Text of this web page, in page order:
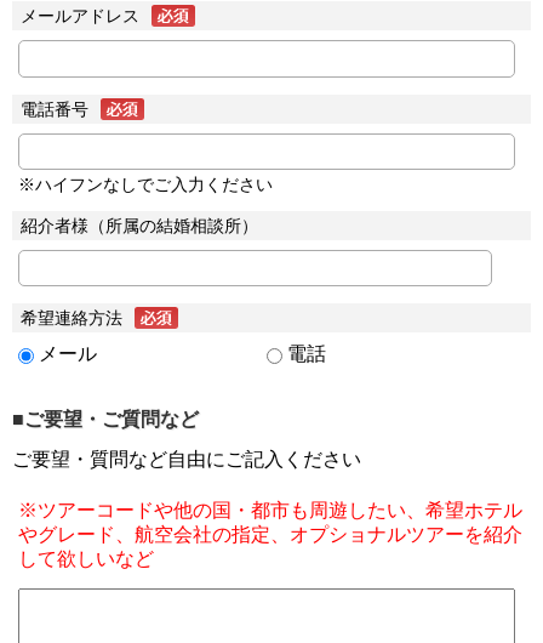
メールアドレス
電話番号
※ハイフンなしでご入力ください
紹介者様（所属の結婚相談所）
希望連絡方法
メール 電話
■ご要望・ご質問など
ご要望・質問など自由にご記入ください
※ツアーコードや他の国・都市も周遊したい、希望ホテル
やグレード、航空会社の指定、オプショナルツアーを紹介
して欲しいなど